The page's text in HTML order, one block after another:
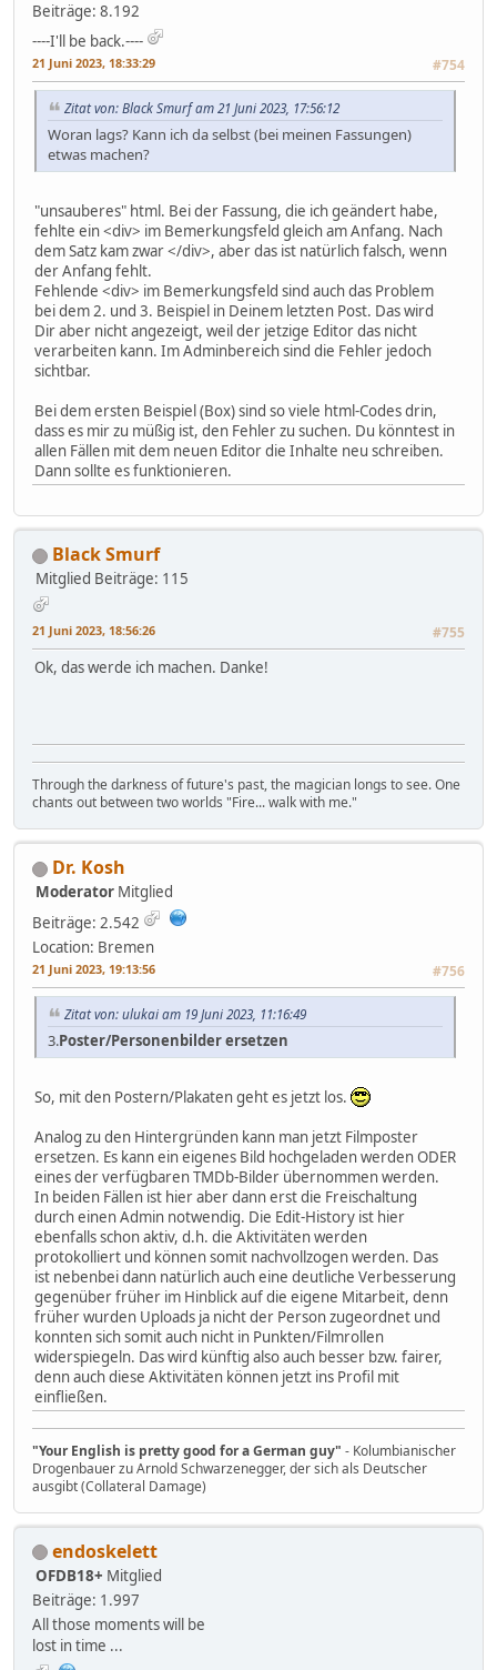
Beiträge: 8.192
----I'll be back.----
21 Juni 2023, 18:33:29 #754
Zitat von: Black Smurf am 21 Juni 2023, 17:56:12
Woran lags? Kann ich da selbst (bei meinen Fassungen)
etwas machen?
"unsauberes" html. Bei der Fassung, die ich geändert habe,
fehlte ein <div> im Bemerkungsfeld gleich am Anfang. Nach
dem Satz kam zwar </div>, aber das ist natürlich falsch, wenn
der Anfang fehlt.
Fehlende <div> im Bemerkungsfeld sind auch das Problem
bei dem 2. und 3. Beispiel in Deinem letzten Post. Das wird
Dir aber nicht angezeigt, weil der jetzige Editor das nicht
verarbeiten kann. Im Adminbereich sind die Fehler jedoch
sichtbar.
Bei dem ersten Beispiel (Box) sind so viele html-Codes drin,
dass es mir zu müßig ist, den Fehler zu suchen. Du könntest in
allen Fällen mit dem neuen Editor die Inhalte neu schreiben.
Dann sollte es funktionieren.
Black Smurf
Mitglied Beiträge: 115
21 Juni 2023, 18:56:26 #755
Ok, das werde ich machen. Danke!
Through the darkness of future's past, the magician longs to see. One
chants out between two worlds "Fire... walk with me."
Dr. Kosh
Moderator Mitglied
Beiträge: 2.542
Location: Bremen
21 Juni 2023, 19:13:56 #756
Zitat von: ulukai am 19 Juni 2023, 11:16:49
3.Poster/Personenbilder ersetzen
So, mit den Postern/Plakaten geht es jetzt los.
Analog zu den Hintergründen kann man jetzt Filmposter
ersetzen. Es kann ein eigenes Bild hochgeladen werden ODER
eines der verfügbaren TMDb-Bilder übernommen werden.
In beiden Fällen ist hier aber dann erst die Freischaltung
durch einen Admin notwendig. Die Edit-History ist hier
ebenfalls schon aktiv, d.h. die Aktivitäten werden
protokolliert und können somit nachvollzogen werden. Das
ist nebenbei dann natürlich auch eine deutliche Verbesserung
gegenüber früher im Hinblick auf die eigene Mitarbeit, denn
früher wurden Uploads ja nicht der Person zugeordnet und
konnten sich somit auch nicht in Punkten/Filmrollen
widerspiegeln. Das wird künftig also auch besser bzw. fairer,
denn auch diese Aktivitäten können jetzt ins Profil mit
einfließen.
"Your English is pretty good for a German guy" - Kolumbianischer
Drogenbauer zu Arnold Schwarzenegger, der sich als Deutscher
ausgibt (Collateral Damage)
endoskelett
OFDB18+ Mitglied
Beiträge: 1.997
All those moments will be
lost in time ...